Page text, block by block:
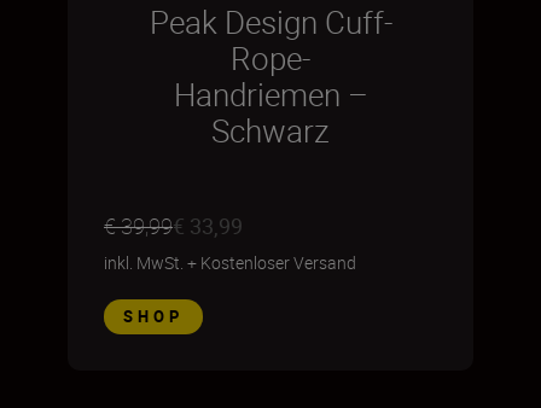
Peak Design Cuff-
Rope-
Handriemen –
Schwarz
€ 39,99€ 33,99
inkl. MwSt. + Kostenloser Versand
SHOP